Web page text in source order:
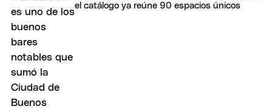
el catálogo ya reúne 90 espacios únicos